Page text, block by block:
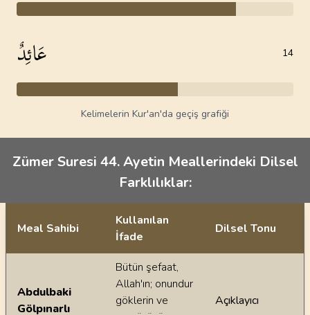
عَائِدٌ 14
Kelimelerin Kur'an'da geçiş grafiği
Zümer Suresi 44. Ayetin Meallerindeki Dilsel
Farklılıklar:
Ayetin meallerindeki dilsel farklılıklar
Meal Sahibi
Kullanılan
İfade
Dilsel Tonu
Abdulbaki
Gölpınarlı
Bütün şefaat,
Allah'ın; onundur
göklerin ve
Açıklayıcı